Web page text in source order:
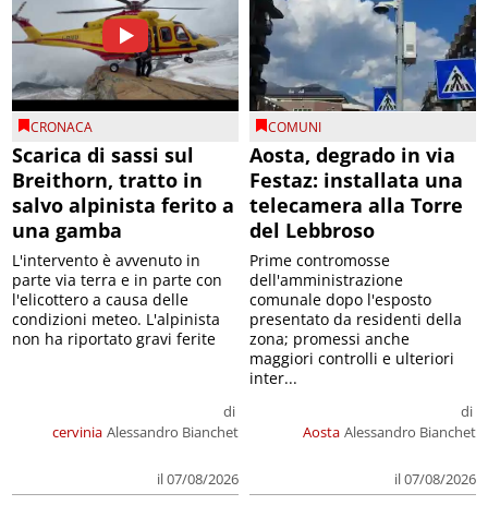
CRONACA
Scarica di sassi sul
Breithorn, tratto in
salvo alpinista ferito a
una gamba
cervinia
di
Alessandro Bianchet
il 07/08/2026
L'intervento è avvenuto in
parte via terra e in parte con
l'elicottero a causa delle
condizioni meteo. L'alpinista
non ha riportato gravi ferite
COMUNI
Aosta, degrado in via
Festaz: installata una
telecamera alla Torre
del Lebbroso
Aosta
di
Alessandro Bianchet
il 07/08/2026
Prime contromosse
dell'amministrazione
comunale dopo l'esposto
presentato da residenti della
zona; promessi anche
maggiori controlli e ulteriori
inter...